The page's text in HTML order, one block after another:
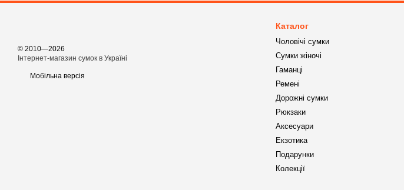
© 2010—2026
Інтернет-магазин сумок в Україні
Мобільна версія
Каталог
Чоловічі сумки
Сумки жіночі
Гаманці
Ремені
Дорожні сумки
Рюкзаки
Аксесуари
Екзотика
Подарунки
Колекції